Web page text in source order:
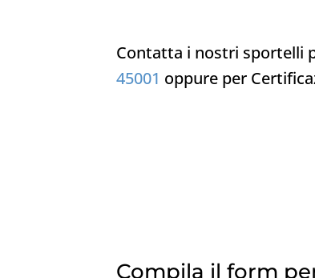
Contatta i nostri sportelli
45001 oppure per
Compila il form